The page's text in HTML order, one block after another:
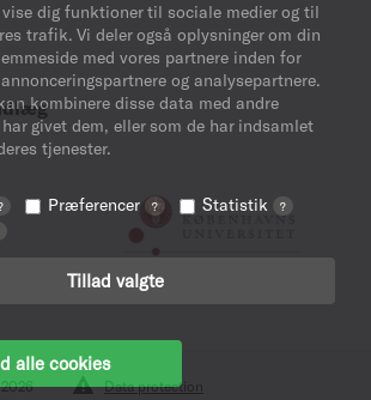
dig funktioner til sociale medier og til
trafik. Vi deler også oplysninger om din
med vores partnere inden for
og analysepartnere.
kombinere disse data med andre
givet dem, eller som de har indsamlet
tjenester.
Præferencer ? Statistik ?
Tillad valgte
alle cookies
2026 Data protection